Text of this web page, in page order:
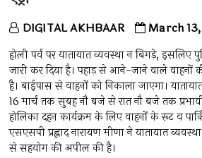
DIGITAL AKHBAAR March
होली पर्व पर यातायात व्यवस्था न बिगड़े, इसलिए
जारी कर दिया है। पहाड़ से आने-जाने वाले वाहनों
है। बाईपास से वाहनों को निकाला जाएगा।
16 मार्च तक सुबह नौ बजे से रात नौ बजे तक
होलिका दहन कार्यक्रम के लिए वाहनों के रूट व
एसएसपी प्रह्लाद नारायण मीणा ने यातायात
से सहयोग की अपील की है।